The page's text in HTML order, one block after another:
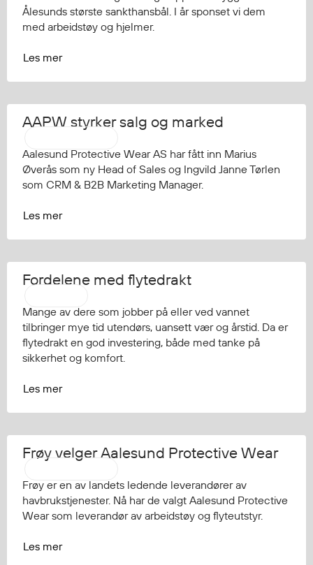
Ålesunds største sankthansbål. I år sponset vi dem
med arbeidstøy og hjelmer.
Les mer
AAPW styrker salg og marked
Aalesund Protective Wear AS har fått inn Marius
Øverås som ny Head of Sales og Ingvild Janne Tørlen
som CRM & B2B Marketing Manager.
Les mer
Fordelene med flytedrakt
Mange av dere som jobber på eller ved vannet
tilbringer mye tid utendørs, uansett vær og årstid. Da er
flytedrakt en god investering, både med tanke på
sikkerhet og komfort.
Les mer
Frøy velger Aalesund Protective Wear
Frøy er en av landets ledende leverandører av
havbrukstjenester. Nå har de valgt Aalesund Protective
Wear som leverandør av arbeidstøy og flyteutstyr.
Les mer